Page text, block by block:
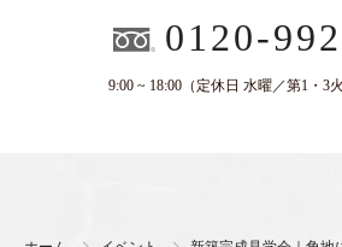
0120-
9:00 ~ 18:00（定休日 水曜／第1・3